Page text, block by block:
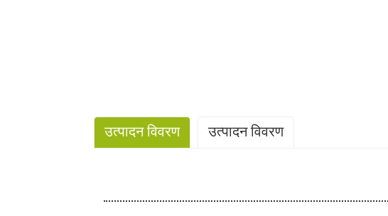
उत्पादन विवरण उत्पादन विवरण